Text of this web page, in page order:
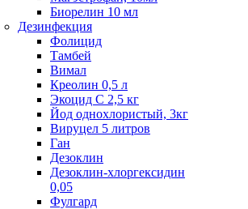
Биорелин 10 мл
Дезинфекция
Фолицид
Тамбей
Вимал
Креолин 0,5 л
Экоцид С 2,5 кг
Йод однохлористый, 3кг
Вируцел 5 литров
Ган
Дезоклин
Дезоклин-хлоргексидин
0,05
Фулгард